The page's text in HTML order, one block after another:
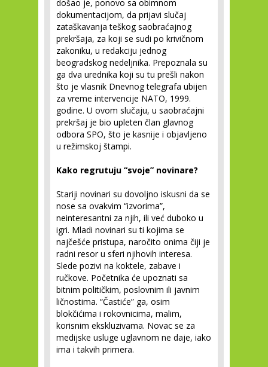
došao je, ponovo sa obimnom
dokumentacijom, da prijavi slučaj
zataškavanja teškog saobraćajnog
prekršaja, za koji se sudi po krivičnom
zakoniku, u redakciju jednog
beogradskog nedeljnika. Prepoznala su
ga dva urednika koji su tu prešli nakon
što je vlasnik Dnevnog telegrafa ubijen
za vreme intervencije NATO, 1999.
godine. U ovom slučaju, u saobraćajni
prekršaj je bio upleten član glavnog
odbora SPO, što je kasnije i objavljeno
u režimskoj štampi.
Kako regrutuju “svoje” novinare?
Stariji novinari su dovoljno iskusni da se
nose sa ovakvim “izvorima”,
neinteresantni za njih, ili već duboko u
igri. Mladi novinari su ti kojima se
najčešće pristupa, naročito onima čiji je
radni resor u sferi njihovih interesa.
Slede pozivi na koktele, zabave i
ručkove. Početnika će upoznati sa
bitnim političkim, poslovnim ili javnim
ličnostima. “Častiće” ga, osim
blokčićima i rokovnicima, malim,
korisnim ekskluzivama. Novac se za
medijske usluge uglavnom ne daje, iako
ima i takvih primera.